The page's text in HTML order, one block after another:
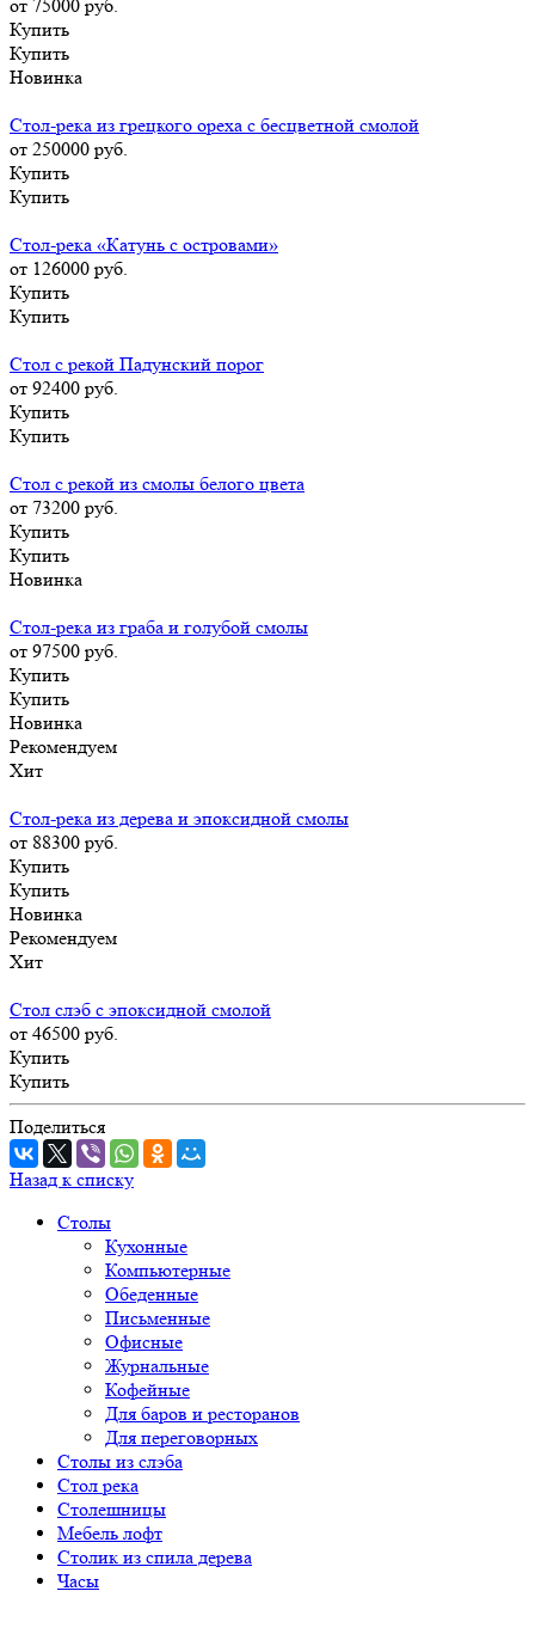
от 75000 руб.
Купить
Купить
Новинка
Стол-река из грецкого ореха с бесцветной смолой
от 250000 руб.
Купить
Купить
Стол-река «Катунь с островами»
от 126000 руб.
Купить
Купить
Стол с рекой Падунский порог
от 92400 руб.
Купить
Купить
Стол с рекой из смолы белого цвета
от 73200 руб.
Купить
Купить
Новинка
Стол-река из граба и голубой смолы
от 97500 руб.
Купить
Купить
Новинка
Рекомендуем
Хит
Стол-река из дерева и эпоксидной смолы
от 88300 руб.
Купить
Купить
Новинка
Рекомендуем
Хит
Стол слэб с эпоксидной смолой
от 46500 руб.
Купить
Купить
Поделиться
Назад к списку
Столы
Кухонные
Компьютерные
Обеденные
Письменные
Офисные
Журнальные
Кофейные
Для баров и ресторанов
Для переговорных
Столы из слэба
Стол река
Столешницы
Мебель лофт
Столик из спила дерева
Часы